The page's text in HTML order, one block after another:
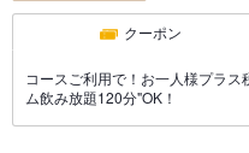
クーポン
コースご利用で！お一人様プラ
ム飲み放題120分"OK！